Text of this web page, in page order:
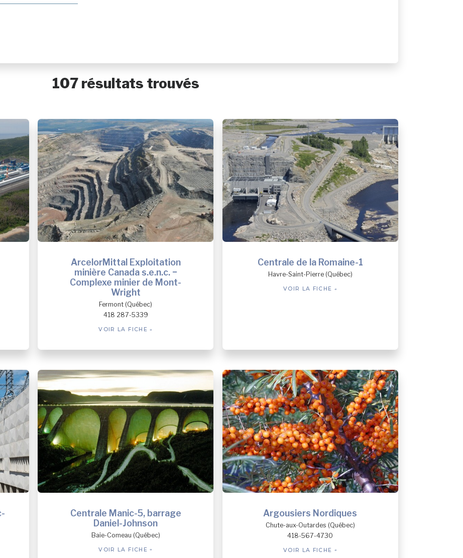
107 résultats trouvés
ArcelorMittal Exploitation
minière Canada s.e.n.c. −
Complexe minier de Mont-
Wright
Fermont (Québec)
418 287-5339
VOIR LA FICHE
Centrale de la Romaine-1
Havre-Saint-Pierre (Québec)
VOIR LA FICHE
Centrale Manic-5, barrage
Daniel-Johnson
Baie-Comeau (Québec)
VOIR LA FICHE
Argousiers Nordiques
Chute-aux-Outardes (Québec)
418-567-4730
VOIR LA FICHE